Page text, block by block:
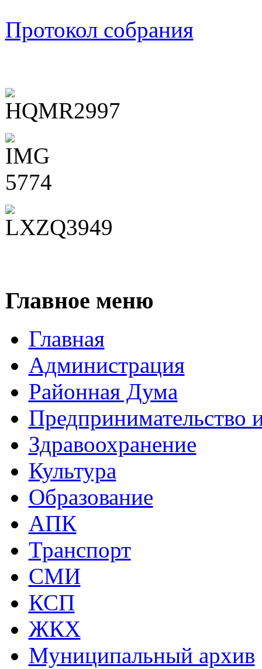
Протокол собрания
Главное меню
Главная
Администрация
Районная Дума
Предпринимательство
Здравоохранение
Культура
Образование
АПК
Транспорт
СМИ
КСП
ЖКХ
Муниципальный архив